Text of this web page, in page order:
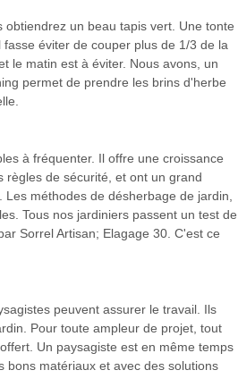
un beau tapis vert. Une tonte
fasse éviter de couper plus de 1/3 de la
le matin est à éviter. Nous avons, un
permet de prendre les brins d'herbe
à fréquenter. Il offre une croissance
règles de sécurité, et ont un grand
méthodes de désherbage de jardin,
Tous nos jardiniers passent un test de
Sorrel Artisan; Elagage 30. C'est ce
peuvent assurer le travail. Ils
Pour toute ampleur de projet, tout
Un paysagiste est en même temps
bons matériaux et avec des solutions